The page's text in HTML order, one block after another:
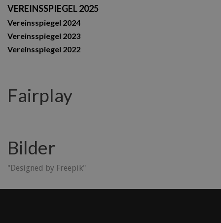
VEREINSSPIEGEL 2025
Vereinsspiegel 2024
Vereinsspiegel 2023
Vereinsspiegel 2022
Fairplay
Bilder
"Designed by Freepik"